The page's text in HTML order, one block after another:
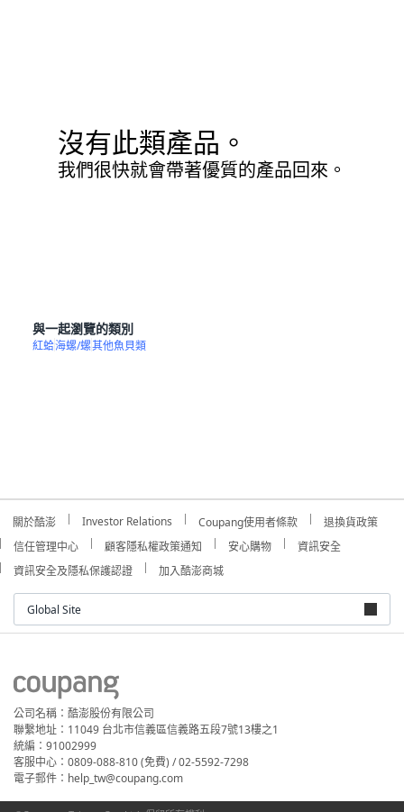
沒有此類產品。
我們很快就會帶著優質的產品回來。
與一起瀏覽的類別
紅蛤海螺/螺其他魚貝類
關於酷澎 Investor Relations Coupang使用者條款
退換貨政策
信任管理中心
顧客隱私權政策通知 安心購物
資訊安全
資訊安全及隱私保護認證
加入酷澎商城
Global Site
公司名稱：酷澎股份有限公司
聯繫地址：11049 台北市信義區信義路五段7號13樓之1
統編：91002999
客服中心：0809-088-810 (免費) / 02-5592-7298
電子郵件：help_tw@coupang.com